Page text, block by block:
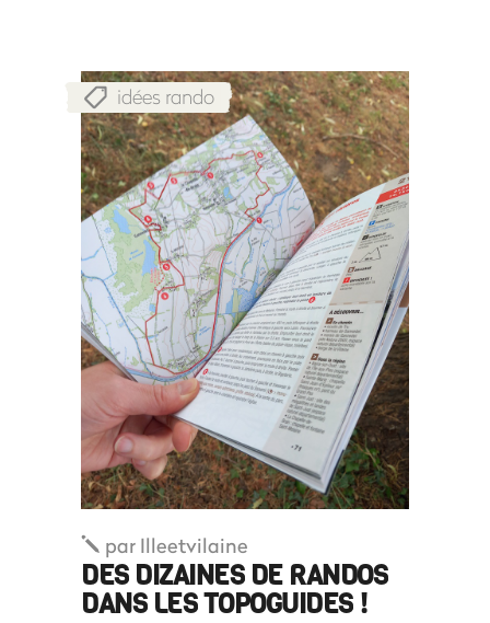
idées rando
par Illeetvilaine
DES DIZAINES DE RANDOS
DANS LES TOPOGUIDES !